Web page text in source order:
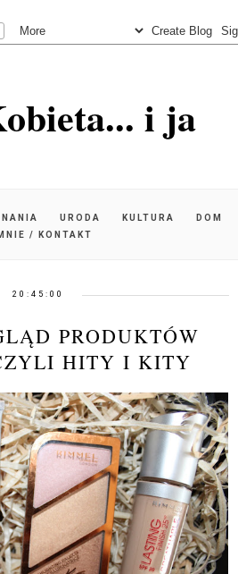
i ja
URODA KULTURA
DOM
/ KONTAKT
20:45:00
PRODUKTÓW
HITY I KITY